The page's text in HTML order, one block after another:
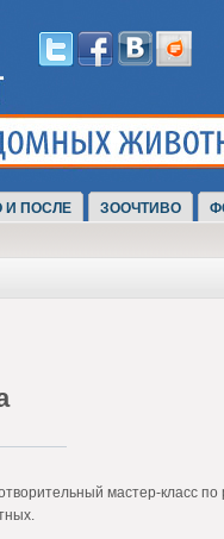
И ПОСЛЕ ЗООЧТИВО
мастер-класс